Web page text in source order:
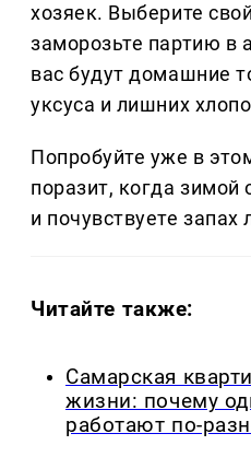
хозяек. Выберите
заморозьте партию в
вас будут домашние
уксуса и лишних
Попробуйте уже в
поразит, когда зимой
и почувствуете запах
Читайте также:
Самарская
жизни: почему
работают по-